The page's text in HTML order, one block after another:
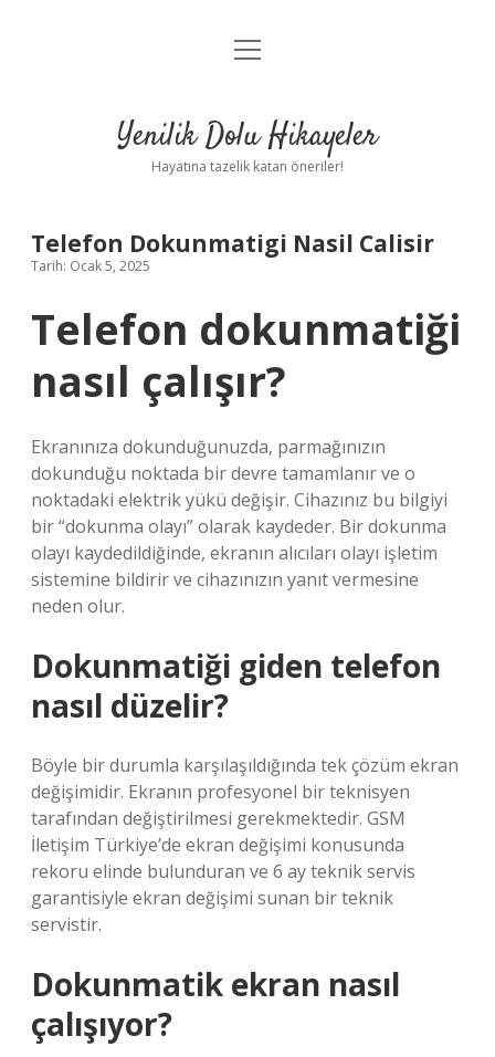
Anasayfa
Yasal Uyarı
menüyü
Yenilik Dolu Hikayeler
Hayatına tazelik katan öneriler!
Telefon Dokunmatigi Nasil Calisir
Tarih: Ocak 5, 2025
Telefon dokunmatiği
nasıl çalışır?
Ekranınıza dokunduğunuzda, parmağınızın
dokunduğu noktada bir devre tamamlanır ve o
noktadaki elektrik yükü değişir. Cihazınız bu bilgiyi
bir “dokunma olayı” olarak kaydeder. Bir dokunma
olayı kaydedildiğinde, ekranın alıcıları olayı işletim
sistemine bildirir ve cihazınızın yanıt vermesine
neden olur.
Dokunmatiği giden telefon
nasıl düzelir?
Böyle bir durumla karşılaşıldığında tek çözüm ekran
değişimidir. Ekranın profesyonel bir teknisyen
tarafından değiştirilmesi gerekmektedir. GSM
İletişim Türkiye’de ekran değişimi konusunda
rekoru elinde bulunduran ve 6 ay teknik servis
garantisiyle ekran değişimi sunan bir teknik
servistir.
Dokunmatik ekran nasıl
çalışıyor?